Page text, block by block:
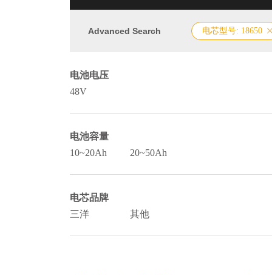
Advanced Search 电芯型号: 18650
电池电压
48V
电池容量
10~20Ah
20~50Ah
电芯品牌
三洋
其他